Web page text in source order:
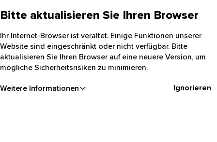
Bitte aktualisieren Sie Ihren Browser
Ihr Internet-Browser ist veraltet. Einige Funktionen unserer
Website sind eingeschränkt oder nicht verfügbar. Bitte
aktualisieren Sie Ihren Browser auf eine neuere Version, um
mögliche Sicherheitsrisiken zu minimieren.
Weitere Informationen Ignorieren